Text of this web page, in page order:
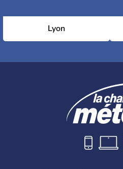
Lyon